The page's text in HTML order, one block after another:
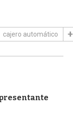
cajero automático